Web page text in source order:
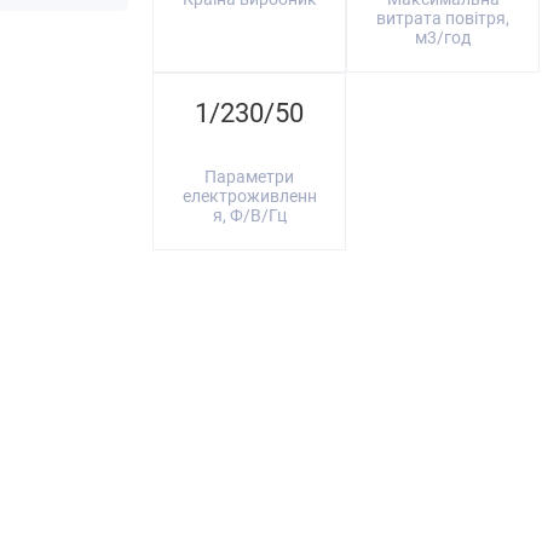
витрата повітря,
м3/год
1/230/50
Параметри
електроживленн
я, Ф/В/Гц